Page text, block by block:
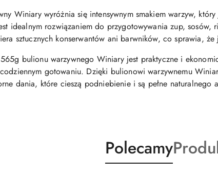
Winiary wyróżnia się intensywnym smakiem warzyw,
idealnym rozwiązaniem do przygotowywania zup,
sztucznych konserwantów ani barwników, co sprawia,
bulionu warzywnego Winiary jest praktyczne i
gotowaniu. Dzięki bulionowi warzywnemu
dania, które cieszą podniebienie i są pełne naturalnego
Produkty
o
Polecamy
o